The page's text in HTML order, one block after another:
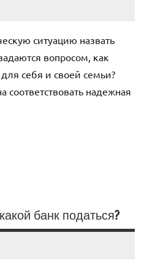
ситуацию назвать
вопросом, как
себя и своей семьи?
надежная
банк податься?